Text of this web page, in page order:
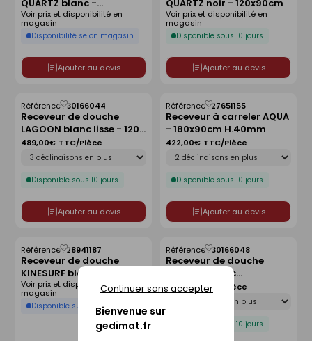
Bienvenue sur
gedimat.fr
Continuer sans accepter
QUARTZ blanc -
160x90cm
Disponibilité selon magasin
Voir prix et disponibilité en
magasin
Ajouter au devis
liste
QUARTZ noir - 120x90cm
Disponible sous 10 jours
Voir prix et disponibilité en
magasin
Ajouter au devis
liste
Receveur de douche
LAGOON blanc lisse - 120 x
90 cm
Référence :30166044
Disponible sous 10 jours
489,00€ TTC/Pièce
Ajouter au devis
Enregistrer
comme
liste
Receveur à carreler AQUA
- 180x90cm H.40mm
Référence :27651155
Disponible sous 10 jours
422,00€ TTC/Pièce
Ajouter au devis
Enregistrer
comme
liste
Receveur de douche
KINESURF blanc -
80x80cm
Référence :28941187
Disponible sur commande
Voir prix et disponibilité en
magasin
Enregistrer
comme
liste
Receveur de douche
LAGOON blanc
antidérapant - 120 x 80
Référence :30166048
Déclinaison
Disponible sous 10 jours
489,00€ TTC/Pièce
Enregistrer
comme